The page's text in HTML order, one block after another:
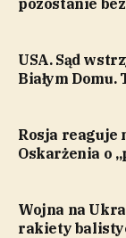
USA. Sąd
Białym
Rosja reaguje
Oskarżenia o
Wojna na
rakiety